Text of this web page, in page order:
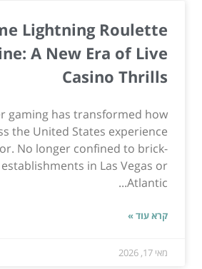
Lightning Roulette
A New Era of Live
Casino Thrills
gaming has transformed how
the United States experience
No longer confined to brick-
in Las Vegas or
Atlantic...
קרא עוד »
מאי 17, 2026